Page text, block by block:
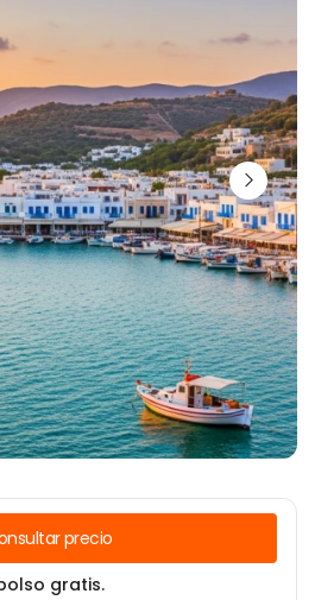
precio
gratis.